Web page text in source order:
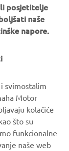
posjetitelje
naše
napore.
svimostalim
Motor
kolačiće
što su
funkcionalne
naše web